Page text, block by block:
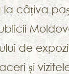
la câțiva
de
și